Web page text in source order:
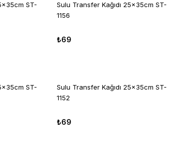
ST-
Sulu Transfer Kağıdı 25x35cm ST-
1156
₺69
ST-
Sulu Transfer Kağıdı 25x35cm ST-
1152
₺69